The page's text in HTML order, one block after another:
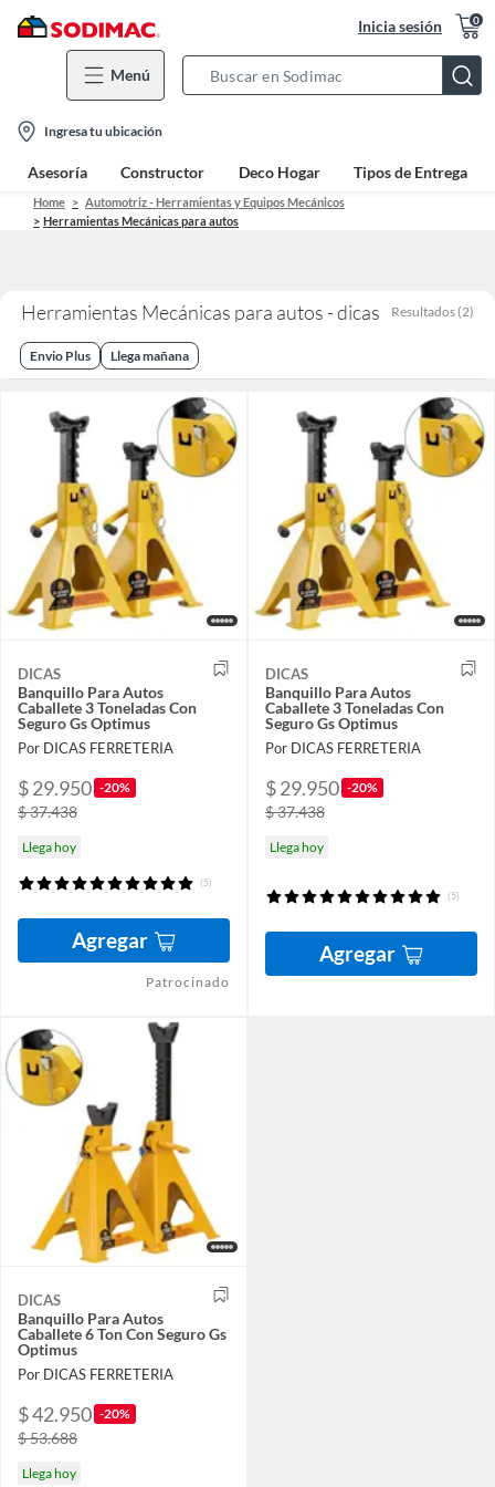
Inicia sesión 0
Menú
Bar
location-
icon
Ingresa tu ubicación
Asesoría Constructor Deco Hogar Tipos de Entrega
Home
Automotriz - Herramientas y Equipos Mecánicos
Herramientas Mecánicas para autos
Herramientas Mecánicas para autos - dicas Resultados (2)
Envio Plus Llega mañana
DICAS
Banquillo Para Autos
Caballete 3 Toneladas Con
Seguro Gs Optimus
Por DICAS FERRETERIA
$ 29.950 -20%
$ 37.438
Llega hoy
(5)
Agregar
Patrocinado
DICAS
Banquillo Para Autos
Caballete 3 Toneladas Con
Seguro Gs Optimus
Por DICAS FERRETERIA
$ 29.950 -20%
$ 37.438
Llega hoy
(5)
Agregar
DICAS
Banquillo Para Autos
Caballete 6 Ton Con Seguro Gs
Optimus
Por DICAS FERRETERIA
$ 42.950 -20%
$ 53.688
Llega hoy